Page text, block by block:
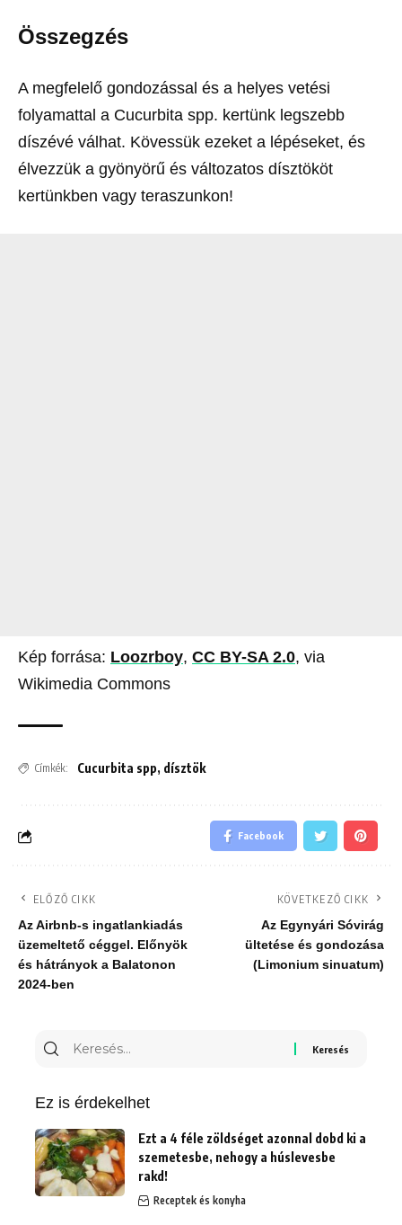
Összegzés
A megfelelő gondozással és a helyes vetési
folyamattal a Cucurbita spp. kertünk legszebb
díszévé válhat. Kövessük ezeket a lépéseket, és
élvezzük a gyönyörű és változatos dísztököt
kertünkben vagy teraszunkon!
Kép forrása: Loozrboy, CC BY-SA 2.0, via
Wikimedia Commons
Címkék: Cucurbita spp, dísztök
Facebook
ELŐZŐ CIKK
Az Airbnb-s ingatlankiadás
üzemeltető céggel. Előnyök
és hátrányok a Balatonon
2024-ben
KÖVETKEZŐ CIKK
Az Egynyári Sóvirág
ültetése és gondozása
(Limonium sinuatum)
Keresés
Ez is érdekelhet
Ezt a 4 féle zöldséget azonnal dobd ki a
szemetesbe, nehogy a húslevesbe
rakd!
Receptek és konyha